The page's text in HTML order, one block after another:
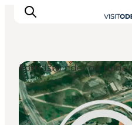
Oplev Odense
Det sker i Odense
Fortidsminder og ruiner